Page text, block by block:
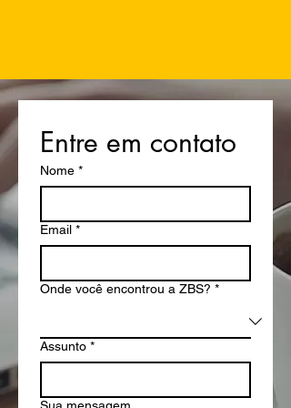
Entre em contato
Nome *
Email *
Onde você encontrou a ZBS? *
Assunto *